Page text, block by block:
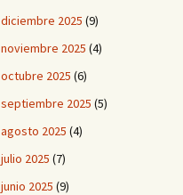
diciembre 2025 (9)
noviembre 2025 (4)
octubre 2025 (6)
septiembre 2025 (5)
agosto 2025 (4)
julio 2025 (7)
junio 2025 (9)